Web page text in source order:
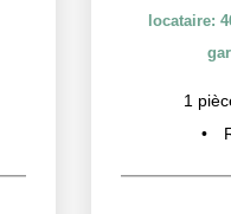
locataire:
1